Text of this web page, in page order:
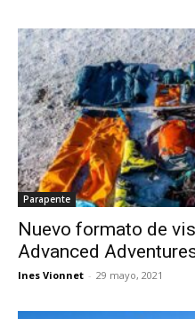
Parapente
Nuevo formato de
Advanced
Ines Vionnet - 29 mayo, 2021